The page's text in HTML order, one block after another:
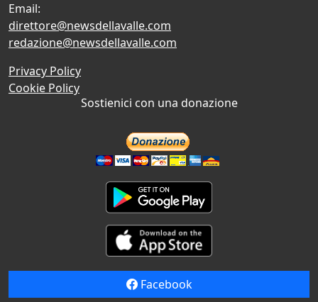
Email:
direttore@newsdellavalle.com
redazione@newsdellavalle.com
Privacy Policy
Cookie Policy
Sostienici con una donazione
Facebook